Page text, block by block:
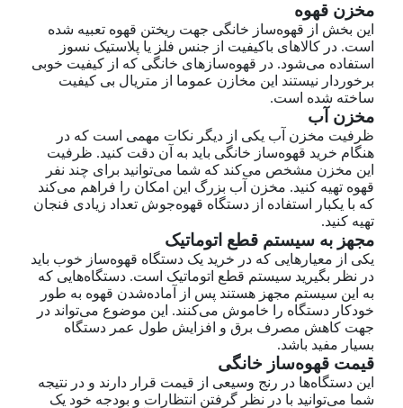
مخزن قهوه
این بخش از قهوه‌ساز خانگی جهت ریختن قهوه تعبیه شده
است. در کالاهای باکیفیت از جنس فلز یا پلاستیک نسوز
استفاده می‌شود. در قهوه‌سازهای خانگی که از کیفیت خوبی
برخوردار نیستند این مخازن عموما از متریال بی کیفیت
ساخته شده است.
مخزن آب
ظرفیت مخزن آب یکی از دیگر نکات مهمی است که در
هنگام خرید قهوه‌ساز خانگی باید به آن دقت کنید. ظرفیت
این مخزن مشخص می‌کند که شما می‌توانید برای چند نفر
قهوه تهیه کنید. مخزن آب بزرگ این امکان را فراهم می‌کند
که با یکبار استفاده از دستگاه قهوه‌جوش تعداد زیادی فنجان
تهیه کنید.
مجهز به سیستم قطع اتوماتیک
یکی از معیارهایی که در خرید یک دستگاه قهوه‌ساز خوب باید
در نظر بگیرید سیستم قطع اتوماتیک است. دستگاه‌هایی که
به این سیستم مجهز هستند پس از آماده‌شدن قهوه به طور
خودکار دستگاه را خاموش می‌کنند. این موضوع می‌تواند در
جهت کاهش مصرف برق و افزایش طول عمر دستگاه
بسیار مفید باشد.
قیمت قهوه‌ساز خانگی
این دستگاه‌ها در رنج وسیعی از قیمت قرار دارند و در نتیجه
شما می‌توانید با در نظر گرفتن انتظارات و بودجه خود یک